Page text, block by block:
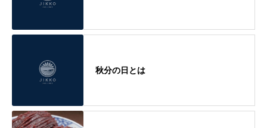
秋分の日とは